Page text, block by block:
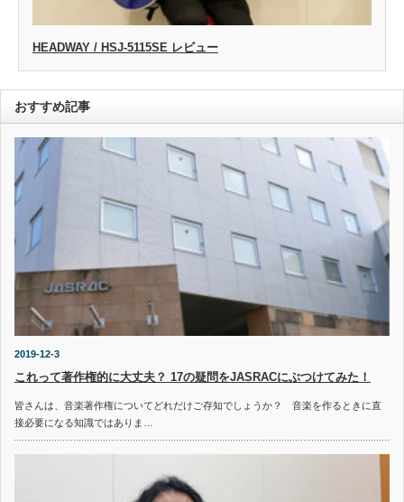
HEADWAY / HSJ-5115SE レビュー
おすすめ記事
2019-12-3
これって著作権的に大丈夫？ 17の疑問をJASRACにぶつけてみた！
皆さんは、音楽著作権についてどれだけご存知でしょうか？ 音楽を作るときに直
接必要になる知識ではありま…